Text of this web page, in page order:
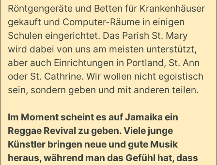
Röntgengeräte und Betten für Krankenhäuser
gekauft und Computer-Räume in einigen
Schulen eingerichtet. Das Parish St. Mary
wird dabei von uns am meisten unterstützt,
aber auch Einrichtungen in Portland, St. Ann
oder St. Cathrine. Wir wollen nicht egoistisch
sein, sondern geben und mit anderen teilen.
Im Moment scheint es auf Jamaika ein
Reggae Revival zu geben. Viele junge
Künstler bringen neue und gute Musik
heraus, während man das Gefühl hat, dass